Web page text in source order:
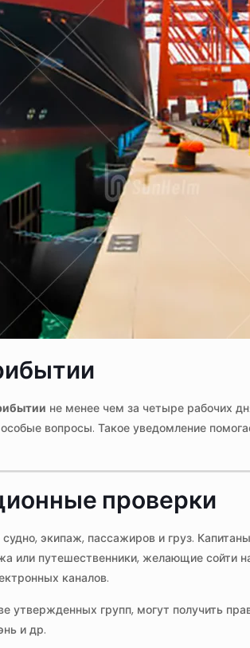
не менее чем за четыре рабочих
вопросы. Такое уведомление
проверки
экипаж, пассажиров и груз.
или путешественники, желающие сойти
каналов.
групп, могут получить
и др.